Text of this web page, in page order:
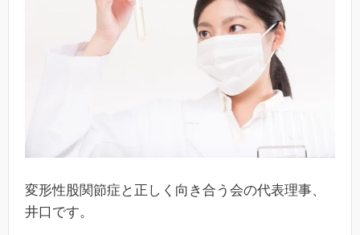
変形性股関節症と正しく向き合う会の代表理事、
井口です。